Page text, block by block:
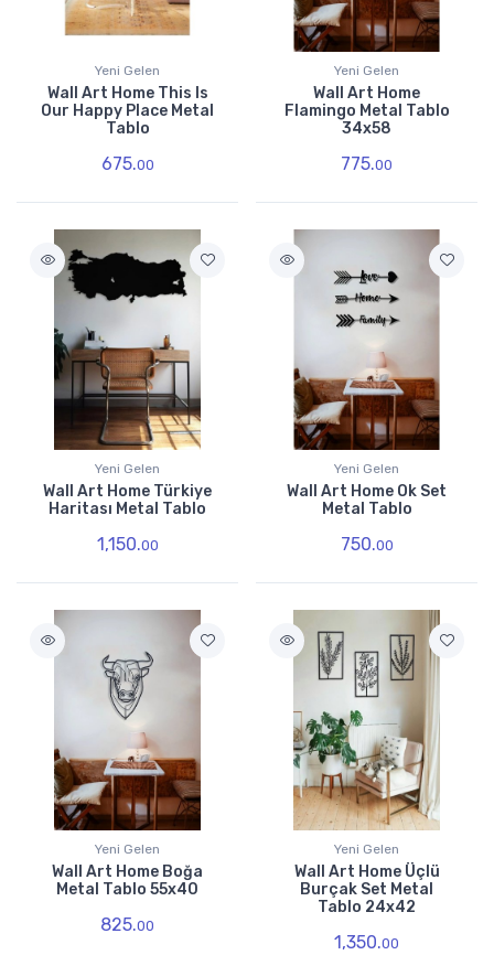
Yeni Gelen
Wall Art Home This Is
Our Happy Place Metal
Tablo
675.00
Yeni Gelen
Wall Art Home
Flamingo Metal Tablo
34x58
775.00
Yeni Gelen
Wall Art Home Türkiye
Haritası Metal Tablo
1,150.00
Yeni Gelen
Wall Art Home Ok Set
Metal Tablo
750.00
Yeni Gelen
Wall Art Home Boğa
Metal Tablo 55x40
825.00
Yeni Gelen
Wall Art Home Üçlü
Burçak Set Metal
Tablo 24x42
1,350.00